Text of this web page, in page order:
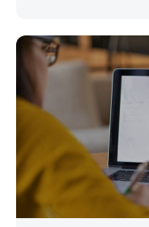
internet.beeline.am и
Password.